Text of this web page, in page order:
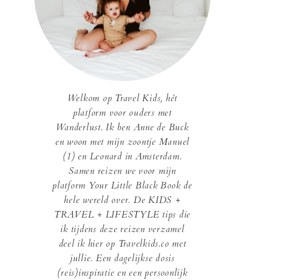
Welkom op Travel Kids, hét
platform voor ouders met
Wanderlust. Ik ben Anne de Buck
en woon met mijn zoontje Manuel
(1) en Leonard in Amsterdam.
Samen reizen we voor mijn
platform Your Little Black Book de
hele wereld over. De KIDS +
TRAVEL + LIFESTYLE tips die
ik tijdens deze reizen verzamel
deel ik hier op Travelkids.co met
jullie. Een dagelijkse dosis
(reis)inspiratie en een persoonlijk